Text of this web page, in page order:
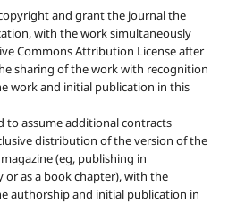
and grant the journal the
with the work simultaneously
Commons Attribution License after
sharing of the work with recognition
work and initial publication in this
to assume additional contracts
distribution of the version of the
(eg, publishing in
as a book chapter), with the
authorship and initial publication in